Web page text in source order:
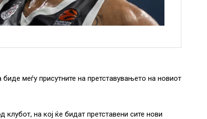
меѓу присутните на претставувањето на новиот
на кој ќе бидат претставени сите нови